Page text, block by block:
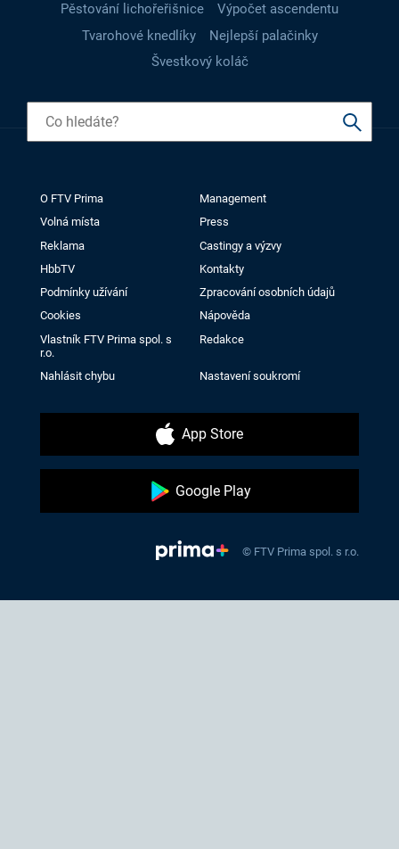
Pěstování lichořeřišnice
Výpočet ascendentu
Tvarohové knedlíky
Nejlepší palačinky
Švestkový koláč
O FTV Prima
Management
Volná místa
Press
Reklama
Castingy a výzvy
HbbTV
Kontakty
Podmínky užívání
Zpracování osobních údajů
Cookies
Nápověda
Vlastník FTV Prima spol. s
r.o.
Redakce
Nahlásit chybu Nastavení soukromí
App Store
Google Play
© FTV Prima spol. s r.o.